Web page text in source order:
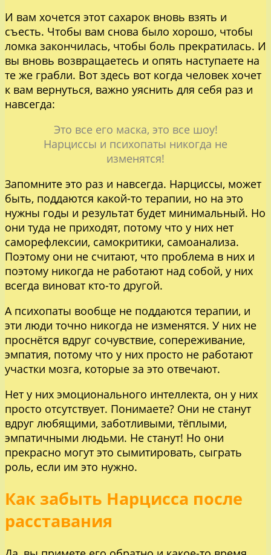
И вам хочется этот сахарок вновь взять и
съесть. Чтобы вам снова было хорошо, чтобы
ломка закончилась, чтобы боль прекратилась. И
вы вновь возвращаетесь и опять наступаете на
те же грабли. Вот здесь вот когда человек хочет
к вам вернуться, важно уяснить для себя раз и
навсегда:
Это все его маска, это все шоу!
Нарциссы и психопаты никогда не
изменятся!
Запомните это раз и навсегда. Нарциссы, может
быть, поддаются какой-то терапии, но на это
нужны годы и результат будет минимальный. Но
они туда не приходят, потому что у них нет
саморефлексии, самокритики, самоанализа.
Поэтому они не считают, что проблема в них и
поэтому никогда не работают над собой, у них
всегда виноват кто-то другой.
А психопаты вообще не поддаются терапии, и
эти люди точно никогда не изменятся. У них не
проснётся вдруг сочувствие, сопереживание,
эмпатия, потому что у них просто не работают
участки мозга, которые за это отвечают.
Нет у них эмоционального интеллекта, он у них
просто отсутствует. Понимаете? Они не станут
вдруг любящими, заботливыми, тёплыми,
эмпатичными людьми. Не станут! Но они
прекрасно могут это сымитировать, сыграть
роль, если им это нужно.
Как забыть Нарцисса после
расставания